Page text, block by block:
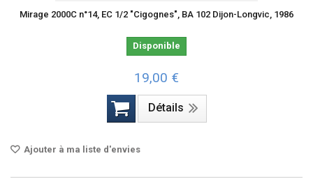
Mirage 2000C n°14, EC 1/2 "Cigognes", BA 102 Dijon-Longvic, 1986
Disponible
19,00 €
Détails
Ajouter à ma liste d'envies